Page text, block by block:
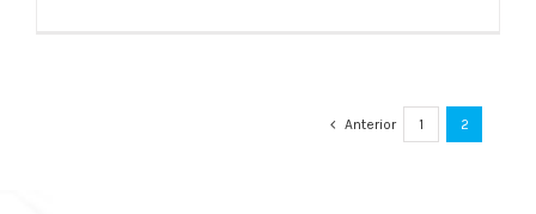
Anterior 1 2